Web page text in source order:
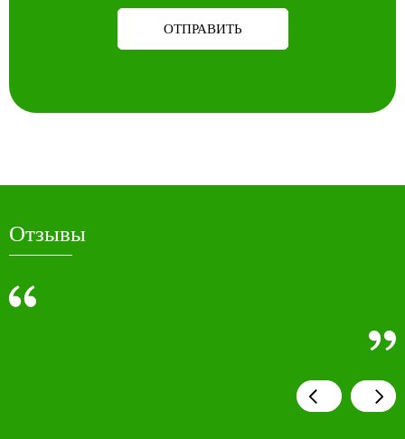
ОТПРАВИТЬ
Отзывы